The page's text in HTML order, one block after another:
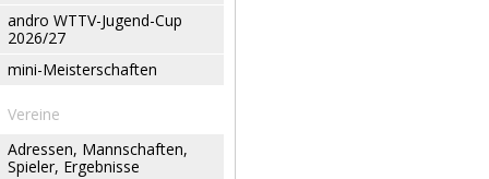
andro WTTV-Jugend-Cup
2026/27
mini-Meisterschaften
Vereine
Adressen, Mannschaften,
Spieler, Ergebnisse